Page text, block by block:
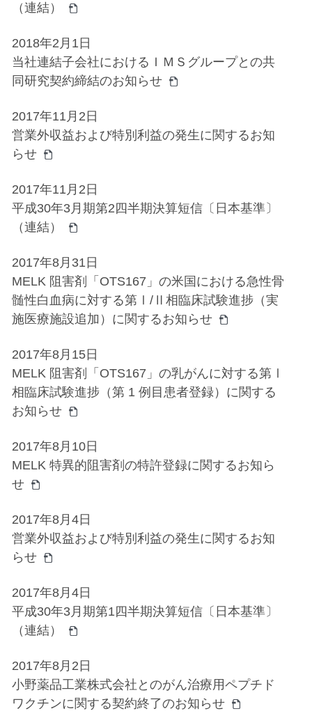
（連結）
2018年2月1日
当社連結子会社におけるＩＭＳグループとの共
同研究契約締結のお知らせ
2017年11月2日
営業外収益および特別利益の発生に関するお知
らせ
2017年11月2日
平成30年3月期第2四半期決算短信〔日本基準〕
（連結）
2017年8月31日
MELK 阻害剤「OTS167」の米国における急性骨
髄性白血病に対する第Ⅰ/Ⅱ相臨床試験進捗（実
施医療施設追加）に関するお知らせ
2017年8月15日
MELK 阻害剤「OTS167」の乳がんに対する第Ⅰ
相臨床試験進捗（第 1 例目患者登録）に関する
お知らせ
2017年8月10日
MELK 特異的阻害剤の特許登録に関するお知ら
せ
2017年8月4日
営業外収益および特別利益の発生に関するお知
らせ
2017年8月4日
平成30年3月期第1四半期決算短信〔日本基準〕
（連結）
2017年8月2日
小野薬品工業株式会社とのがん治療用ペプチド
ワクチンに関する契約終了のお知らせ